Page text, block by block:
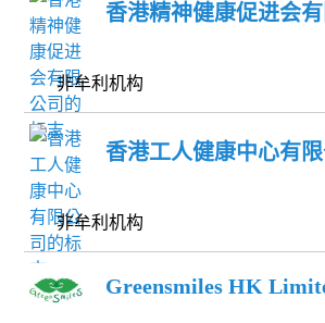
香港精神健康促进会有
非牟利机构
香港工人健康中心有限
非牟利机构
Greensmiles HK